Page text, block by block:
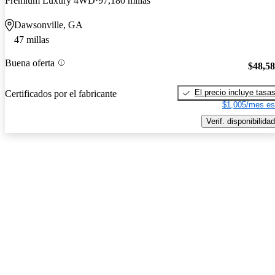
Dawsonville, GA
47 millas
Buena oferta
Certificados por el fabricante
El precio incluye tasas
$1,005/mes
Verif. disponibilidad